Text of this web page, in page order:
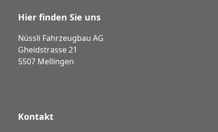
Hier finden Sie uns
Nüssli Fahrzeugbau AG
Gheidstrasse 21
5507 Mellingen
Kontakt